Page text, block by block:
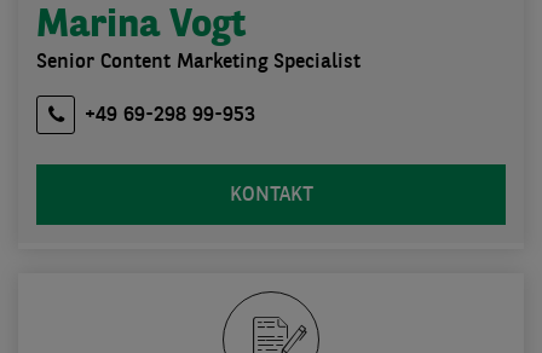
Marina Vogt
Senior Content Marketing Specialist
+49 69-298 99-953
KONTAKT